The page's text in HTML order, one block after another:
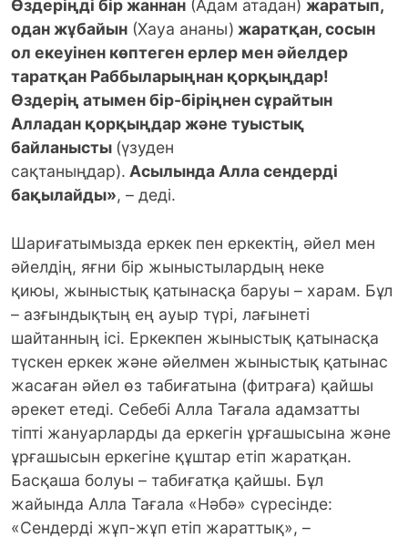
Өздеріңді бір жаннан (Адам атадан) жаратып,
одан жұбайын (Хауа ананы) жаратқан, сосын
ол екеуінен көптеген ерлер мен әйелдер
таратқан Раббыларыңнан қорқыңдар!
Өздерің атымен бір-біріңнен сұрайтын
Алладан қорқыңдар және туыстық
байланысты (үзуден
сақтаныңдар). Асылында Алла сендерді
бақылайды», – деді.
Шариғатымызда еркек пен еркектің, әйел мен
әйелдің, яғни бір жыныстылардың неке
қиюы, жыныстық қатынасқа баруы – харам. Бұл
– азғындықтың ең ауыр түрі, лағынеті
шайтанның ісі. Еркекпен жыныстық қатынасқа
түскен еркек және әйелмен жыныстық қатынас
жасаған әйел өз табиғатына (фитраға) қайшы
әрекет етеді. Себебі Алла Тағала адамзатты
тіпті жануарларды да еркегін ұрғашысына және
ұрғашысын еркегіне құштар етіп жаратқан.
Басқаша болуы – табиғатқа қайшы. Бұл
жайында Алла Тағала «Нәбә» сүресінде:
«Сендерді жұп-жұп етіп жараттық», –